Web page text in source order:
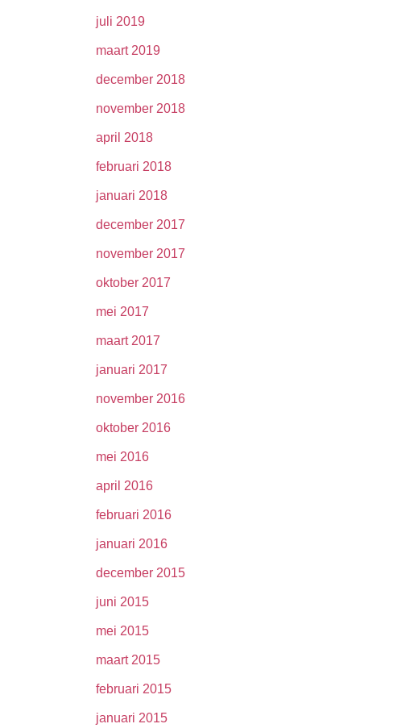
juli 2019
maart 2019
december 2018
november 2018
april 2018
februari 2018
januari 2018
december 2017
november 2017
oktober 2017
mei 2017
maart 2017
januari 2017
november 2016
oktober 2016
mei 2016
april 2016
februari 2016
januari 2016
december 2015
juni 2015
mei 2015
maart 2015
februari 2015
januari 2015